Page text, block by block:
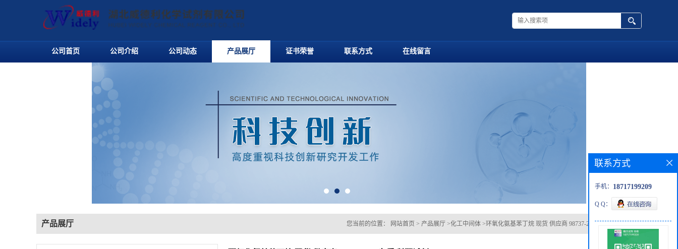
公司首页 公司介绍 公司动态 产品展厅 证书荣誉 联系方式 在线留言
产品展厅 您当前的位置： 网站首页 > 产品展厅 >化工中间体 >环氧化氨基苯丁烷 现货 供应商 98737-29-2 杂质 科研试剂
联系方式
手机： 18717199209
Q Q：